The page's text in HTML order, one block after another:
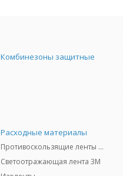
Комбинезоны защитные
Расходные материалы
Противоскользящие ленты 3М
Светоотражающая лента 3M